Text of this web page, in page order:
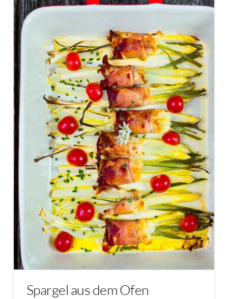
Spargel aus dem Ofen